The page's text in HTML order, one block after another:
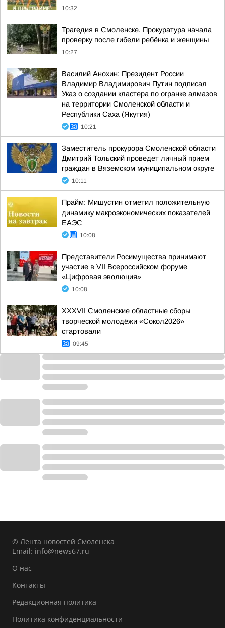
10:32
Трагедия в Смоленске. Прокуратура начала
проверку после гибели ребёнка и женщины
10:27
Василий Анохин: Президент России
Владимир Владимирович Путин подписал
Указ о создании кластера по огранке алмазов
на территории Смоленской области и
Республики Саха (Якутия)
10:21
Заместитель прокурора Смоленской области
Дмитрий Тольский проведет личный прием
граждан в Вяземском муниципальном округе
10:11
Прайм: Мишустин отметил положительную
динамику макроэкономических показателей
ЕАЭС
10:08
Представители Росимущества принимают
участие в VII Всероссийском форуме
«Цифровая эволюция»
10:08
XXXVII Смоленские областные сборы
творческой молодёжи «Сокол2026»
стартовали
09:45
© Лента новостей Смоленска
Email: info@news67.ru
О нас
Контакты
Редакционная политика
Политика конфиденциальности